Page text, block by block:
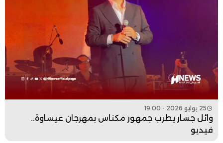
25 يوليو 2026 - 19:00
وائل جسار يطرب جمهور مكناس بمهرجان عيساوة..
فيديو